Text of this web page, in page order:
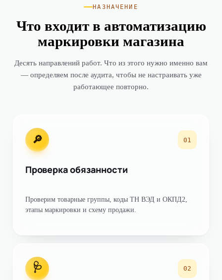
НАЗНАЧЕНИЕ
Что входит в автоматизацию
маркировки магазина
Десять направлений работ. Что из этого нужно именно вам
— определяем после аудита, чтобы не настраивать уже
работающее повторно.
🔎 01
Проверка обязанности
Проверим товарные группы, коды ТН ВЭД и ОКПД2,
этапы маркировки и схему продажи.
🩺 02